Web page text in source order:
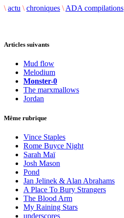
\ actu \ chroniques \ ADA compilations
Articles suivants
Mud flow
Melodium
Monster-0
The marxmallows
Jordan
Même rubrique
Vince Staples
Rome Buyce Night
Sarah Maï
Josh Mason
Pond
Jan Jelinek & Alan Abrahams
A Place To Bury Strangers
The Blood Arm
My Raining Stars
underscores